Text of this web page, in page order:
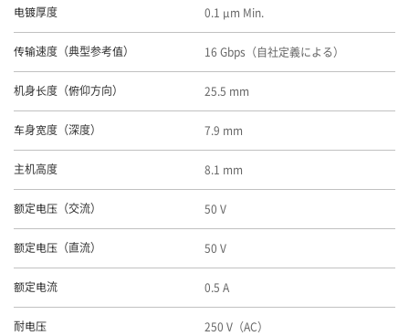
电镀厚度 0.1 μm Min.
传输速度（典型参考值） 16 Gbps（自社定義による）
机身长度（俯仰方向） 25.5 mm
车身宽度（深度） 7.9 mm
主机高度 8.1 mm
额定电压（交流） 50 V
额定电压（直流） 50 V
额定电流 0.5 A
耐电压 250 V（AC）